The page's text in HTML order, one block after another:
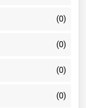
(0)
(0)
(0)
(0)